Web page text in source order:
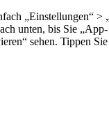
„Einstellungen“ >
unten, bis Sie
sehen. Tippen